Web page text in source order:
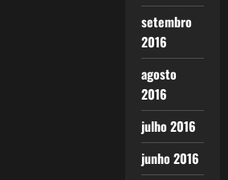
setembro
2016
agosto
2016
julho 2016
junho 2016